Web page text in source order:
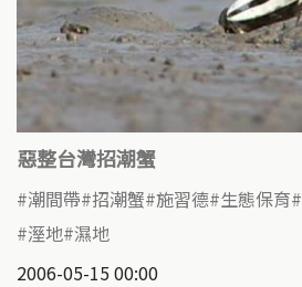
惡整台灣招潮蟹
潮間帶 招潮蟹 施習德 生態保育
溼地 濕地
2006-05-15 00:00